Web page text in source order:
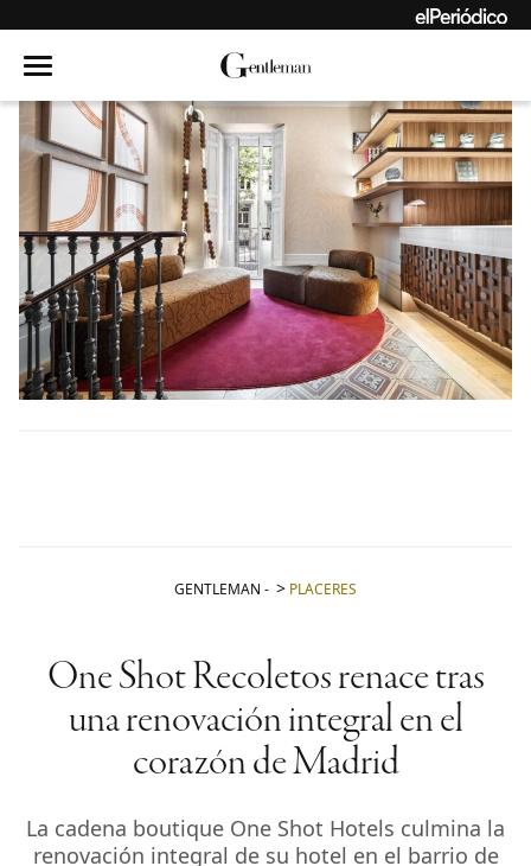
GENTLEMAN - PLACERES
One Shot Recoletos renace tras
una renovación integral en el
corazón de Madrid
La cadena boutique One Shot Hotels culmina la
renovación integral de su hotel en el barrio de